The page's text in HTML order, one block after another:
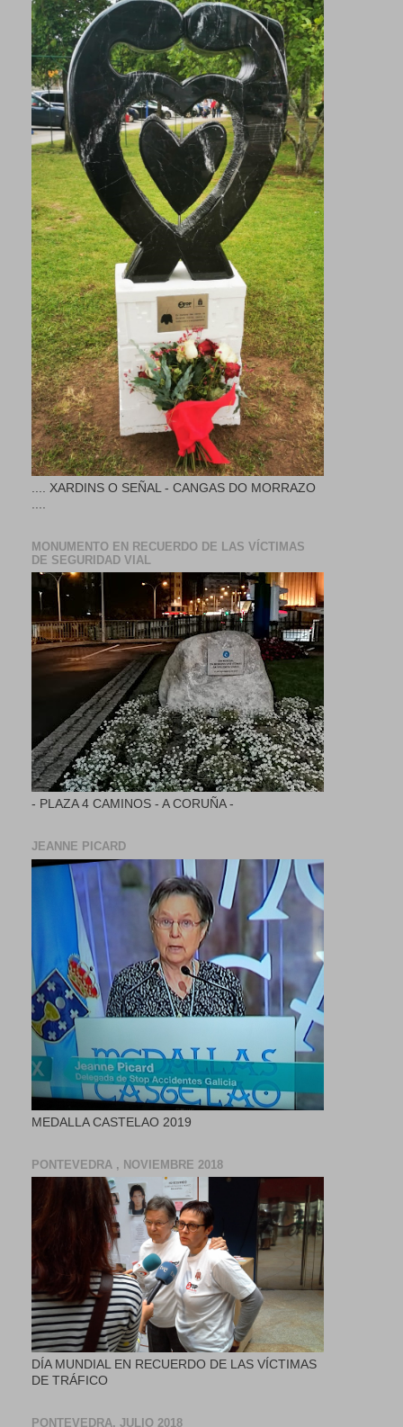
.... XARDINS O SEÑAL - CANGAS DO MORRAZO
MONUMENTO EN RECUERDO DE LAS VÍCTIMAS
DE SEGURIDAD VIAL
- PLAZA 4 CAMINOS - A CORUÑA -
JEANNE PICARD
MEDALLA CASTELAO 2019
PONTEVEDRA , NOVIEMBRE 2018
DÍA MUNDIAL EN RECUERDO DE LAS VÍCTIMAS
DE TRÁFICO
PONTEVEDRA, JULIO 2018